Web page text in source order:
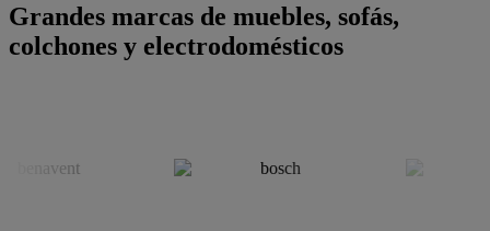
Grandes marcas de muebles, sofás,
colchones y electrodomésticos